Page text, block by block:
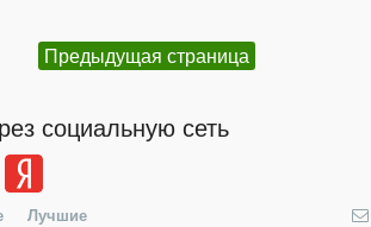
Предыдущая страница
социальную сеть
Лучшие